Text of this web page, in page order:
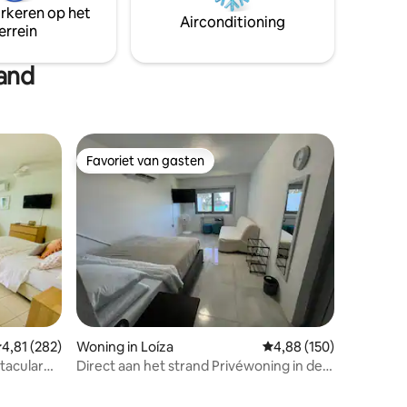
op het
Airconditioning
beoordeling van 4,81 op 5, 282 recensies
4,81 (282)
Favoriet van gasten
Favoriet van gasten
Woning in Loíza Gemiddelde
4,88 (150)
Direct aan het strand Privéwoning in de